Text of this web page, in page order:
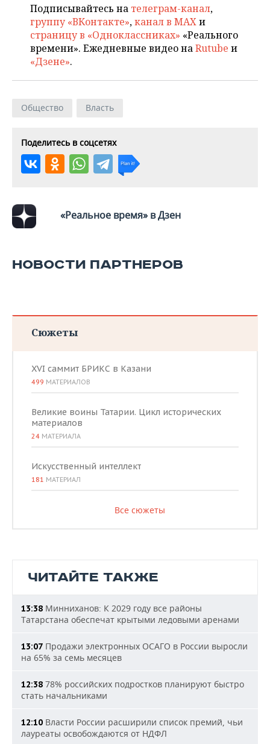
ОТКРЫТАЯ ЛЕКЦИЯ
БАСКЕТБОЛ
ВОЛЕЙБОЛ
КИБЕРСПОРТ
ХОККЕЙ С МЯЧОМ
ИНФРАСТРУКТУРА
ИСТОРИЯ
КУЛЬТУРА
ПРОИСШЕСТВИЯ
СПРАВОЧНИК
СПИСОК ПЕРСОН
СПИСОК КОМПАНИЙ
ПОЛНАЯ ВЕРСИЯ
Подписывайтесь на телеграм-канал,
группу «ВКонтакте»,канал в MAXи
страницу в «Одноклассниках» «Реального
времени». Ежедневные видео наRutube и
«Дзене».
Общество Власть
Поделитесь в соцсетях
«Реальное время» в Дзен
НОВОСТИ ПАРТНЕРОВ
Сюжеты
XVI саммит БРИКС в Казани
499 МАТЕРИАЛОВ
Великие воины Татарии. Цикл исторических
материалов
24 МАТЕРИАЛА
Искусственный интеллект
181 МАТЕРИАЛ
Все сюжеты
ЧИТАЙТЕ ТАКЖЕ
13:38 Минниханов: К 2029 году все районы
Татарстана обеспечат крытыми ледовыми аренами
13:07 Продажи электронных ОСАГО в России выросли
на 65% за семь месяцев
12:38 78% российских подростков планируют быстро
стать начальниками
12:10 Власти России расширили список премий, чьи
лауреаты освобождаются от НДФЛ